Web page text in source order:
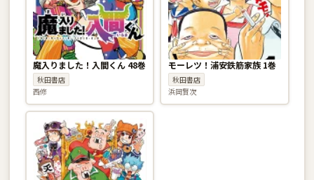
魔入りました！入間くん 48巻
秋田書店
西修
モーレツ！浦安鉄筋家族 1巻
秋田書店
浜岡賢次